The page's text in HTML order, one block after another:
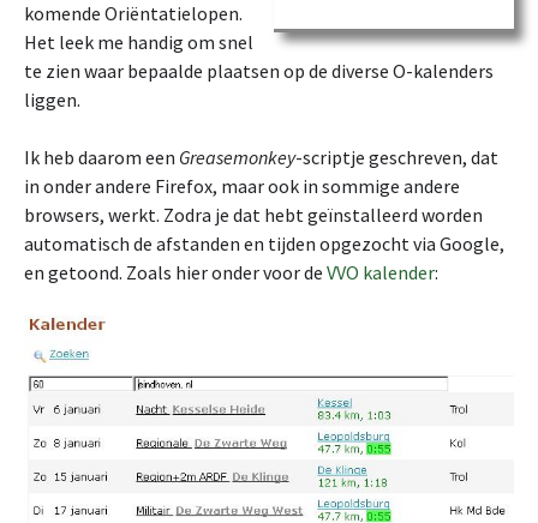
komende Oriëntatielopen.
Het leek me handig om snel
te zien waar bepaalde plaatsen op de diverse O-kalenders
liggen.
Ik heb daarom een Greasemonkey-scriptje geschreven, dat
in onder andere Firefox, maar ook in sommige andere
browsers, werkt. Zodra je dat hebt geïnstalleerd worden
automatisch de afstanden en tijden opgezocht via Google,
en getoond. Zoals hier onder voor de VVO kalender: